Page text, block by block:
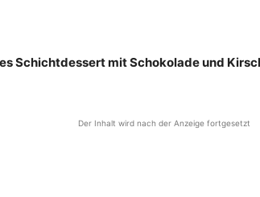
Schichtdessert mit Schokolade und
Der Inhalt wird nach der Anzeige fortgesetzt